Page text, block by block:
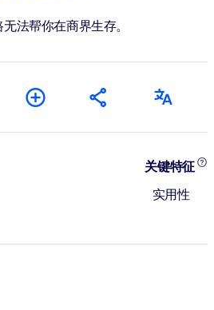
法帮你在商界生存。
关键特征
实用性